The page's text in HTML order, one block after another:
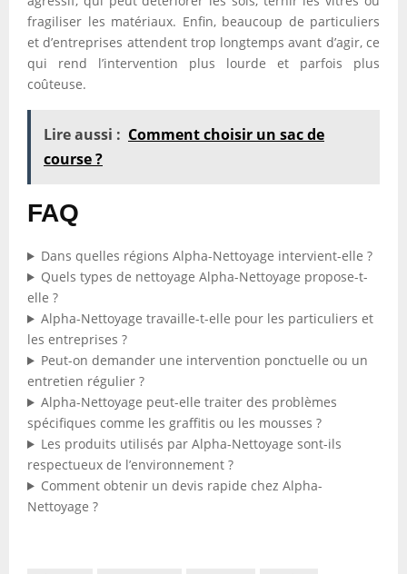
fragiliser les matériaux. Enfin, beaucoup de particuliers
et d’entreprises attendent trop longtemps avant d’agir, ce
qui rend l’intervention plus lourde et parfois plus
coûteuse.
Lire aussi : Comment choisir un sac de
course ?
FAQ
Dans quelles régions Alpha-Nettoyage intervient-elle ?
Quels types de nettoyage Alpha-Nettoyage propose-t-
elle ?
Alpha-Nettoyage travaille-t-elle pour les particuliers et
les entreprises ?
Peut-on demander une intervention ponctuelle ou un
entretien régulier ?
Alpha-Nettoyage peut-elle traiter des problèmes
spécifiques comme les graffitis ou les mousses ?
Les produits utilisés par Alpha-Nettoyage sont-ils
respectueux de l’environnement ?
Comment obtenir un devis rapide chez Alpha-
Nettoyage ?